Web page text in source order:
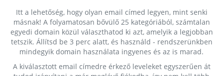
Itt a lehetőség, hogy olyan email címed legyen, mint senki
másnak! A folyamatosan bővülő 25 kategóriából, számtalan
egyedi domain közül választhatod ki azt, amelyik a legjobban
tetszik. Állítsd be 3 perc alatt, és használd - rendszerünkben
mindegyik domain használata ingyenes és az is marad.
A kiválasztott email címedre érkező leveleket egyszerűen át